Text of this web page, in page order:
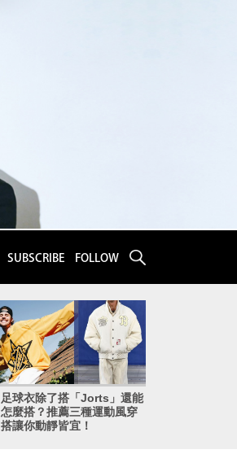
SUBSCRIBE FOLLOW
足球衣除了搭「Jorts」還能
怎麼搭？推薦三種運動風穿
搭讓你動靜皆宜！